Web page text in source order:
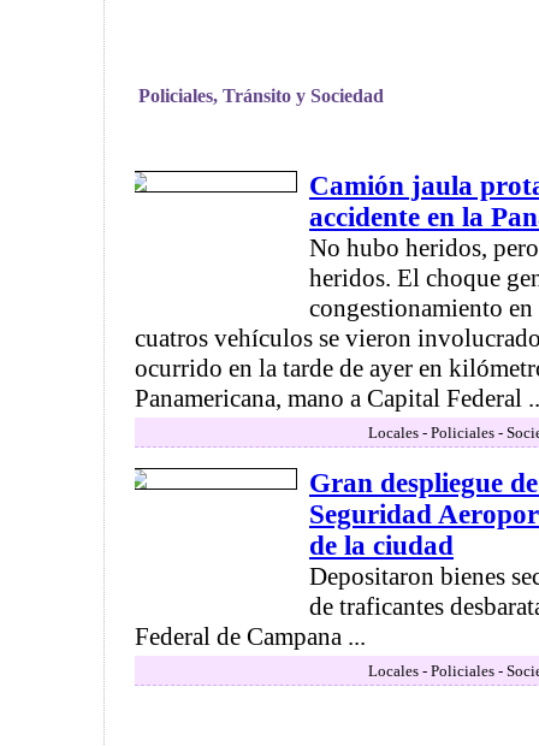
Policiales, Tránsito y Sociedad
Camión jaula
accidente en la
No hubo heridos,
heridos. El choque
congestionamiento
cuatros vehículos se vieron
ocurrido en la tarde de ayer en
Panamericana, mano a Capital Federal
Locales - Policiales -
Gran despliegue
Seguridad
de la ciudad
Depositaron bienes
de traficantes
Federal de Campana ...
Locales - Policiales -